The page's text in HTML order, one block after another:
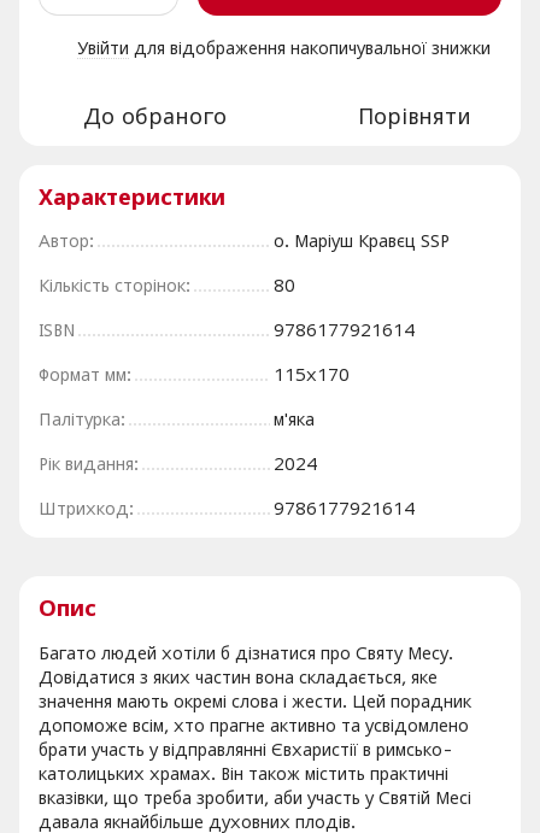
Увійти для відображення накопичувальної знижки
До обраного Порівняти
Характеристики
Автор: о. Маріуш Кравєц SSP
Кількість сторінок: 80
ISBN 9786177921614
Формат мм: 115х170
Палітурка: м'яка
Рік видання: 2024
Штрихкод: 9786177921614
Опис
Багато людей хотіли б дізнатися про Святу Месу.
Довідатися з яких частин вона складається, яке
значення мають окремі слова і жести. Цей порадник
допоможе всім, хто прагне активно та усвідомлено
брати участь у відправлянні Євхаристії в римсько-
католицьких храмах. Він також містить практичні
вказівки, що треба зробити, аби участь у Святій Месі
давала якнайбільше духовних плодів.